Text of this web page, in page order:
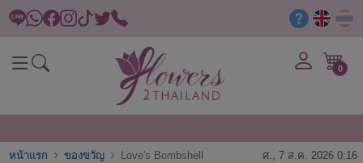
0
หน้าแรก ของขวัญ Love's Bombshell ศ., 7 ส.ค. 2026 0:16